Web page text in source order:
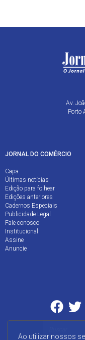
Ao utilizar nossos
Av.
Porto
JORNAL DO COMÉRCIO
Capa
Últimas notícias
Edição para folhear
Edições anteriores
Cadernos Especiais
Publicidade Legal
Fale conosco
Institucional
Assine
Anuncie